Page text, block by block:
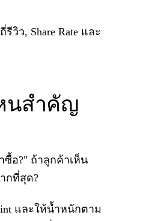
วิว, Share Rate และ
หนสำคัญ
ซื้อ?" ถ้าลูกค้าเห็น
กที่สุด?
และให้น้ำหนักตาม